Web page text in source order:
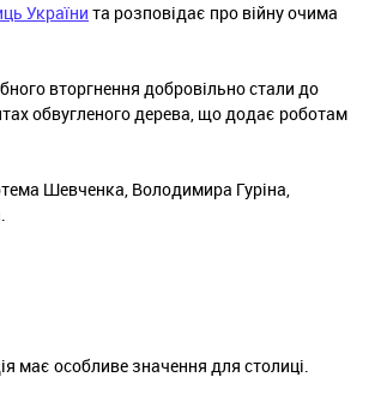
України та розповідає про війну очима
вторгнення добровільно стали до
обвугленого дерева, що додає роботам
Шевченка, Володимира Гуріна,
має особливе значення для столиці.